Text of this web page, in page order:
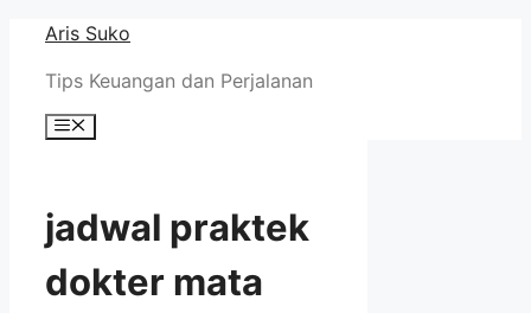
Skip
content
Aris Suko
Tips Keuangan dan Perjalanan
Menu
jadwal praktek
dokter mata